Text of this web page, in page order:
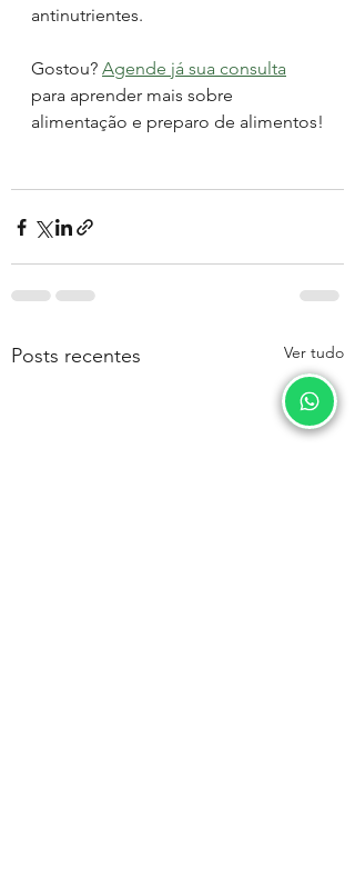
antinutrientes.
Gostou? Agende já sua consulta
para aprender mais sobre
alimentação e preparo de alimentos!
Posts recentes Ver tudo